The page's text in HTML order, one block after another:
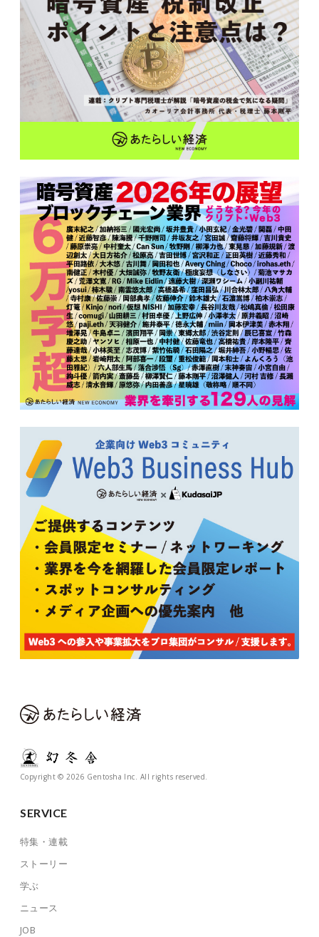
Copyright © 2026 Gentosha Inc. All rights reserved.
SERVICE
特集・連載
ストーリー
学ぶ
ニュース
JOB